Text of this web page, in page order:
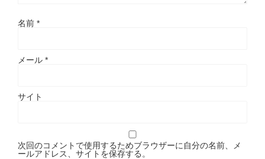
名前 *
メール *
サイト
次回のコメントで使用するためブラウザーに自分の名前、メ
ールアドレス、サイトを保存する。